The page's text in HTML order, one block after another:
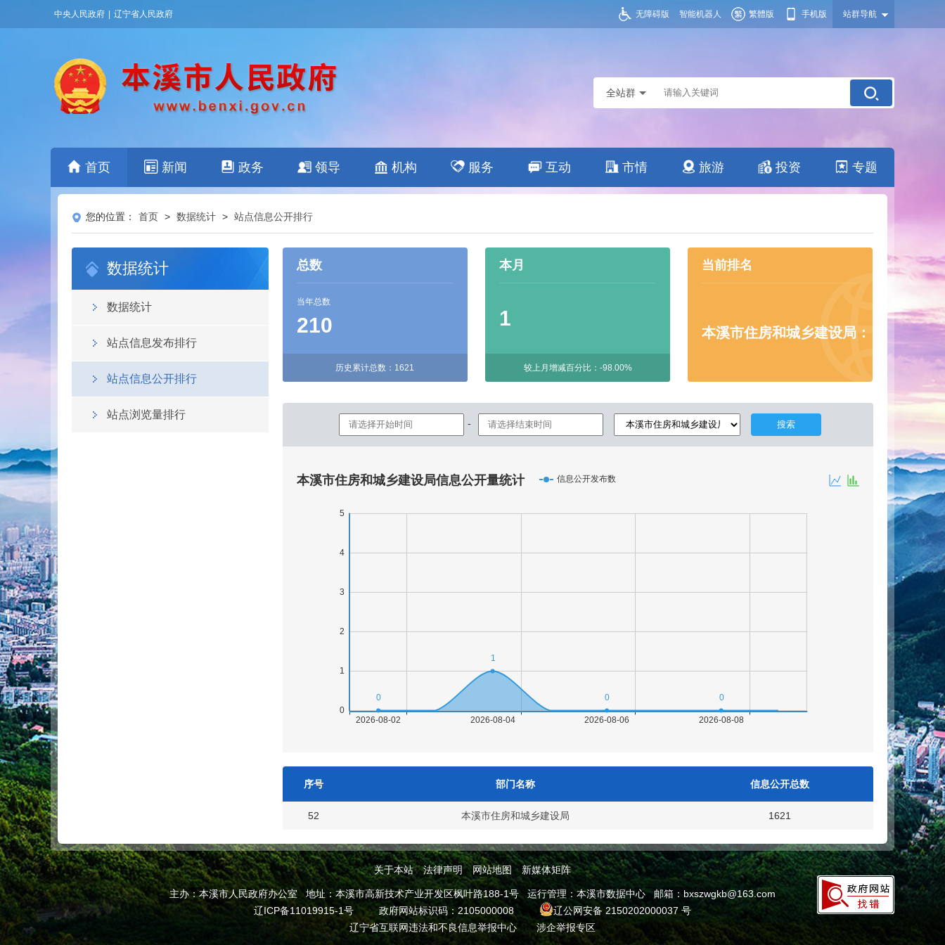
中央人民政府 辽宁省人民政府 站群导航
无障碍版 智能机器人 繁體版 手机版
首页 新闻 政务 领导 机构 服务 互动 市情 旅游 投资 专题
全站群
您的位置： 首页 > 数据统计 > 站点信息公开排行
数据统计
数据统计
站点信息发布排行
站点信息公开排行
站点浏览量排行
总数
当年总数
210
历史累计总数：1621
本月
1
较上月增减百分比：-98.00%
当前排名
本溪市住房和城乡建设局：
9
- 搜索
序号 部门名称 信息公开总数
52 本溪市住房和城乡建设局 1621
关于本站 法律声明 网站地图 新媒体矩阵
主办：本溪市人民政府办公室 地址：本溪市高新技术产业开发区枫叶路188-1号 运行管理：本溪市数据中心 邮箱：bxszwgkb@163.com
辽ICP备11019915-1号 政府网站标识码：2105000008
辽公网安备 2150202000037 号
辽宁省互联网违法和不良信息举报中心
涉企举报专区